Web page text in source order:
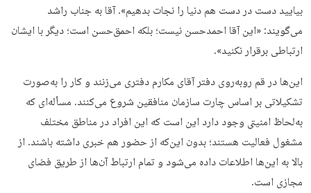
بیایید دست در دست هم دنیا را نجات بدهیم». آقا به جناب راشد
می‌گویند: «این آقا احمدحسن نیست؛ بلکه احمق‌حسن است؛ دیگر با ایشان
ارتباطی برقرار نکنید».
این‌ها در قم روبه‌روی دفتر آقای مکارم دفتری می‌زنند و کار را به‌صورت
تشکیلاتی بر اساس چارت سازمان منافقین شروع می‌کنند. مسأله‌ای که
به‌لحاظ امنیتی وجود دارد این است که این افراد در مناطق مختلف
مشغول فعالیت هستند؛ بدون این‌که از حضور هم خبری داشته باشند. از
بالا به این‌ها اطلاعات داده می‌شود و تمام ارتباط‌ آن‌ها از طریق فضای
مجازی است.